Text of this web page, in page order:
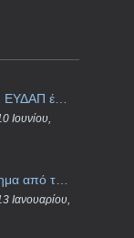
Ιουνίου,
Ιανουαρίου,